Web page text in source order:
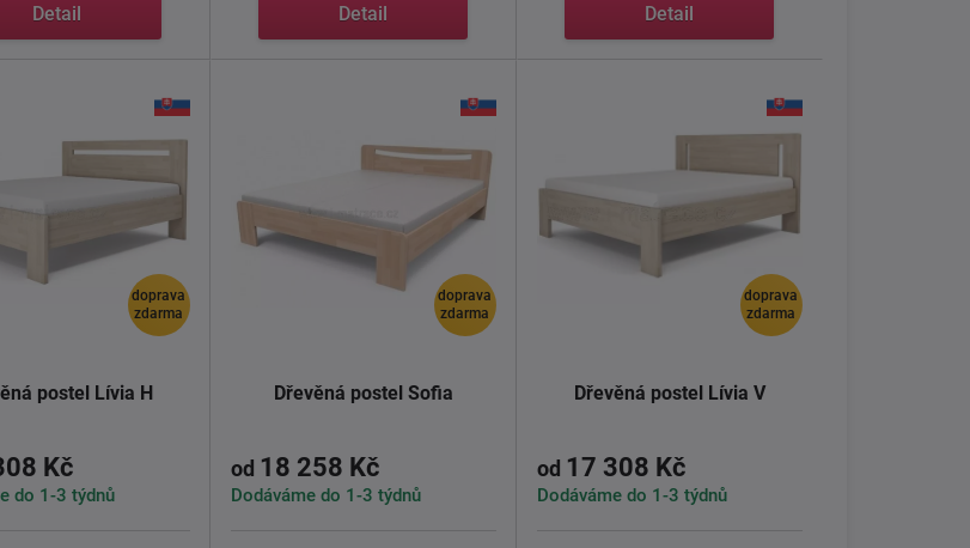
Detail Detail Detail
doprava
zdarma
postel Lívia H
Kč
do 1-3 týdnů
doprava
zdarma
Dřevěná postel Sofia
od 18 258 Kč
Dodáváme do 1-3 týdnů
doprava
zdarma
Dřevěná postel Lívia V
od 17 308 Kč
Dodáváme do 1-3 týdnů